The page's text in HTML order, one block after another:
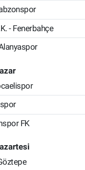
- Fenerbahçe
FK